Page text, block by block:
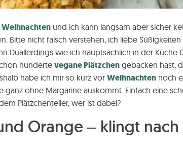
Weihnachten und ich kann langsam aber sicher
Bitte nicht falsch verstehen, ich liebe
Duallerdings wie ich hauptsächlich in der Küche
hundertevegane Plätzchen gebacken hast,
habe ich mir so kurz vor Weihnachten noch
ganz ohne Margarine auskommt. Einfach eine
Plätzchenteller, wer ist dabei?
Orange – klingt nach